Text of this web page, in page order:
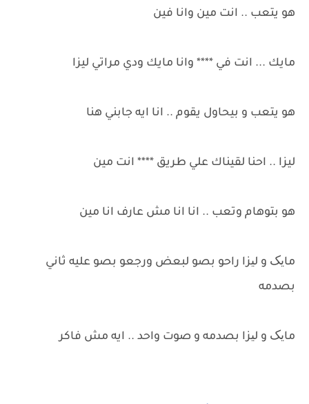
هو يتعب .. انت مين وانا فين
مايك ... انت في **** وانا مايك ودي مراتي ليزا
هو يتعب و بيحاول يقوم .. انا ايه جابني هنا
ليزا .. احنا لقيناك علي طريق **** انت مين
هو بتوهام وتعب .. انا انا مش عارف انا مين
مایک و لیزا راحو بصو لبعض ورجعو بصو عليه ثاني
بصدمه
مایک و لیزا بصدمه و صوت واحد .. ايه مش فاكر